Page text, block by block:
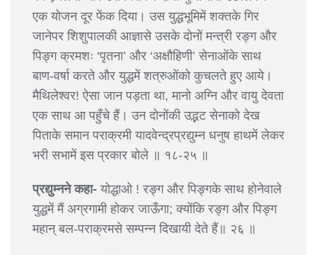
एक योजन दूर फेंक दिया। उस युद्धभूमिमें शक्तके गिर
जानेपर शिशुपालकी आज्ञासे उसके दोनों मन्त्री रङ्ग और
पिङ्ग क्रमशः ‘पृतना’ और ‘अक्षौहिणी’ सेनाओंके साथ
बाण-वर्षा करते और युद्धमें शत्रुओंको कुचलते हुए आये।
मैथिलेश्वर! ऐसा जान पड़ता था, मानो अग्नि और वायु देवता
एक साथ आ पहुँचे हैं। उन दोनोंकी उद्भट सेनाको देख
पिताके समान पराक्रमी यादवेन्द्रप्रद्युम्न धनुष हाथमें लेकर
भरी सभामें इस प्रकार बोले ॥ १८-२५ ॥
प्रद्युम्नने कहा- योद्धाओ ! रङ्ग और पिङ्गके साथ होनेवाले
युद्धमें मैं अग्रगामी होकर जाऊँगा; क्योंकि रङ्ग और पिङ्ग
महान् बल-पराक्रमसे सम्पन्न दिखायी देते हैं॥ २६ ॥